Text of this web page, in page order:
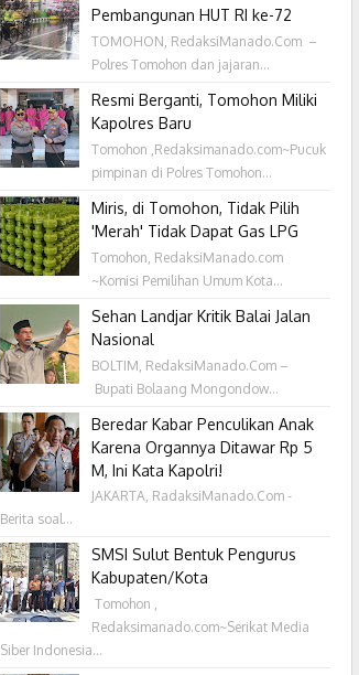
Pembangunan HUT RI ke-72
TOMOHON, RedaksiManado.Com –
Polres Tomohon dan jajaran...
Resmi Berganti, Tomohon Miliki
Kapolres Baru
Tomohon ,Redaksimanado.com~Pucuk
pimpinan di Polres Tomohon...
Miris, di Tomohon, Tidak Pilih
'Merah' Tidak Dapat Gas LPG
Tomohon, RedaksiManado.com
~Komisi Pemilihan Umum Kota...
Sehan Landjar Kritik Balai Jalan
Nasional
BOLTIM, RedaksiManado.Com –
Bupati Bolaang Mongondow...
Beredar Kabar Penculikan Anak
Karena Organnya Ditawar Rp 5
M, Ini Kata Kapolri!
JAKARTA, RadaksiManado.Com -
Berita soal...
SMSI Sulut Bentuk Pengurus
Kabupaten/Kota
‎ Tomohon ,
Redaksimanado.com~Serikat Media
Siber Indonesia...